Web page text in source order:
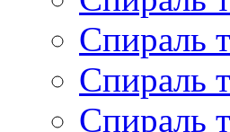
Спираль
Спираль
Спираль